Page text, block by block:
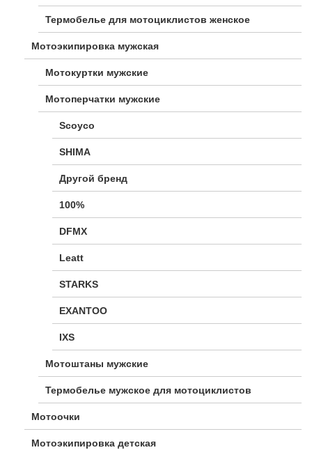
Термобелье для мотоциклистов женское
Мотоэкипировка мужская
Мотокуртки мужские
Мотоперчатки мужские
Scoyco
SHIMA
Другой бренд
100%
DFMX
Leatt
STARKS
EXANTOO
IXS
Мотоштаны мужские
Термобелье мужское для мотоциклистов
Мотоочки
Мотоэкипировка детская